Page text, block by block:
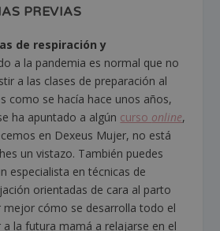
PREVIAS
de respiración y
a la pandemia es normal que no
a las clases de preparación al
como se hacía hace unos años,
ha apuntado a algún curso online,
en Dexeus Mujer, no está
un vistazo. También puedes
especialista en técnicas de
orientadas de cara al parto
mejor cómo se desarrolla todo el
a la futura mamá a relajarse en el